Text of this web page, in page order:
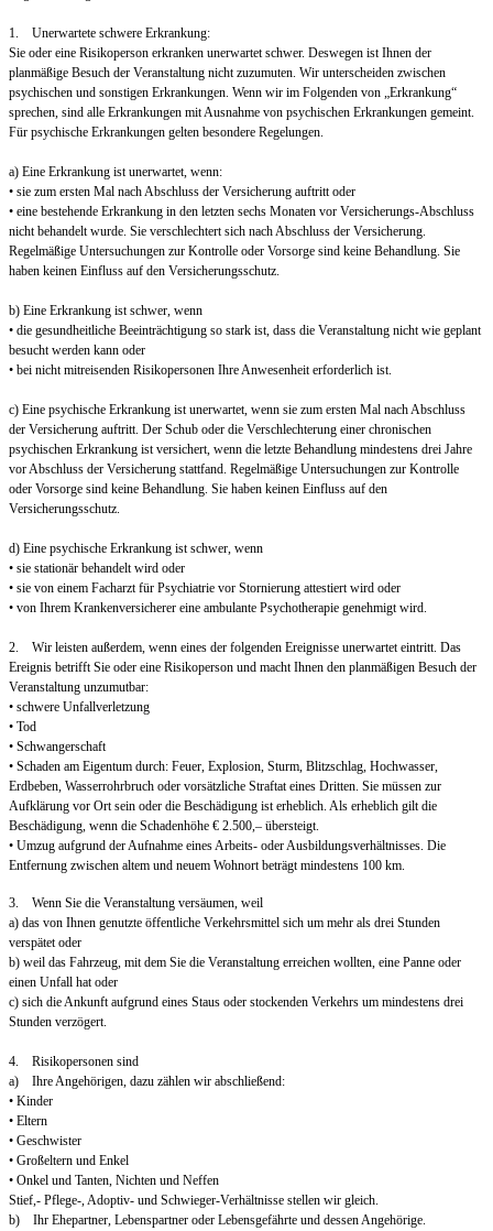
1. Unerwartete schwere Erkrankung:
Sie oder eine Risikoperson erkranken unerwartet schwer. Deswegen ist Ihnen der
planmäßige Besuch der Veranstaltung nicht zuzumuten. Wir unterscheiden zwischen
psychischen und sonstigen Erkrankungen. Wenn wir im Folgenden von „Erkrankung“
sprechen, sind alle Erkrankungen mit Ausnahme von psychischen Erkrankungen gemeint.
Für psychische Erkrankungen gelten besondere Regelungen.
a) Eine Erkrankung ist unerwartet, wenn:
• sie zum ersten Mal nach Abschluss der Versicherung auftritt oder
• eine bestehende Erkrankung in den letzten sechs Monaten vor Versicherungs-Abschluss
nicht behandelt wurde. Sie verschlechtert sich nach Abschluss der Versicherung.
Regelmäßige Untersuchungen zur Kontrolle oder Vorsorge sind keine Behandlung. Sie
haben keinen Einfluss auf den Versicherungsschutz.
b) Eine Erkrankung ist schwer, wenn
• die gesundheitliche Beeinträchtigung so stark ist, dass die Veranstaltung nicht wie geplant
besucht werden kann oder
• bei nicht mitreisenden Risikopersonen Ihre Anwesenheit erforderlich ist.
c) Eine psychische Erkrankung ist unerwartet, wenn sie zum ersten Mal nach Abschluss
der Versicherung auftritt. Der Schub oder die Verschlechterung einer chronischen
psychischen Erkrankung ist versichert, wenn die letzte Behandlung mindestens drei Jahre
vor Abschluss der Versicherung stattfand. Regelmäßige Untersuchungen zur Kontrolle
oder Vorsorge sind keine Behandlung. Sie haben keinen Einfluss auf den
Versicherungsschutz.
d) Eine psychische Erkrankung ist schwer, wenn
• sie stationär behandelt wird oder
• sie von einem Facharzt für Psychiatrie vor Stornierung attestiert wird oder
• von Ihrem Krankenversicherer eine ambulante Psychotherapie genehmigt wird.
2. Wir leisten außerdem, wenn eines der folgenden Ereignisse unerwartet eintritt. Das
Ereignis betrifft Sie oder eine Risikoperson und macht Ihnen den planmäßigen Besuch der
Veranstaltung unzumutbar:
• schwere Unfallverletzung
• Tod
• Schwangerschaft
• Schaden am Eigentum durch: Feuer, Explosion, Sturm, Blitzschlag, Hochwasser,
Erdbeben, Wasserrohrbruch oder vorsätzliche Straftat eines Dritten. Sie müssen zur
Aufklärung vor Ort sein oder die Beschädigung ist erheblich. Als erheblich gilt die
Beschädigung, wenn die Schadenhöhe € 2.500,– übersteigt.
• Umzug aufgrund der Aufnahme eines Arbeits- oder Ausbildungsverhältnisses. Die
Entfernung zwischen altem und neuem Wohnort beträgt mindestens 100 km.
3. Wenn Sie die Veranstaltung versäumen, weil
a) das von Ihnen genutzte öffentliche Verkehrsmittel sich um mehr als drei Stunden
verspätet oder
b) weil das Fahrzeug, mit dem Sie die Veranstaltung erreichen wollten, eine Panne oder
einen Unfall hat oder
c) sich die Ankunft aufgrund eines Staus oder stockenden Verkehrs um mindestens drei
Stunden verzögert.
4. Risikopersonen sind
a) Ihre Angehörigen, dazu zählen wir abschließend:
• Kinder
• Eltern
• Geschwister
• Großeltern und Enkel
• Onkel und Tanten, Nichten und Neffen
Stief,- Pflege-, Adoptiv- und Schwieger-Verhältnisse stellen wir gleich.
b) Ihr Ehepartner, Lebenspartner oder Lebensgefährte und dessen Angehörige.